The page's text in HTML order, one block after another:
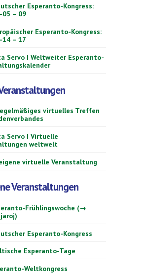
Esperanto-Kongress:
05 – 09
Esperanto-Kongress:
14 – 17
Servo | Weltweiter Esperanto-
virtuelles Treffen
Servo | Virtuelle
weltwelt
virtuelle Veranstaltung
Veranstaltungen
Frühlingswoche (→
Esperanto-Kongress
Esperanto-Tage
Weltkongress